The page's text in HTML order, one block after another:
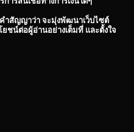
ำสัญญาว่า จะมุ่งพัฒนาเว็บไซต์
ชน์ต่อผู้อ่านอย่างเต็มที่ และตั้งใจ